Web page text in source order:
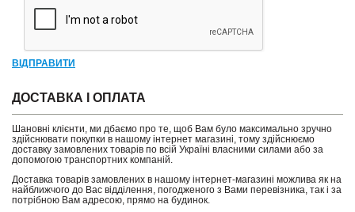
ВІДПРАВИТИ
ДОСТАВКА І ОПЛАТА
Шановні клієнти, ми дбаємо про те, щоб Вам було максимально зручно
здійснювати покупки в нашому інтернет магазині, тому здійснюємо
доставку замовлених товарів по всій Україні власними силами або за
допомогою транспортних компаній.
Доставка товарів замовлених в нашому інтернет-магазині можлива як на
найближчого до Вас відділення, погодженого з Вами перевізника, так і за
потрібною Вам адресою, прямо на будинок.